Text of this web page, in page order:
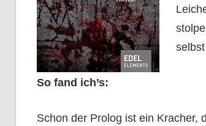
So fand ich’s:
Schon der Prolog ist ein Kracher,